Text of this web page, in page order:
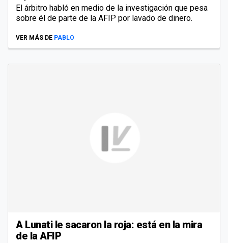
El árbitro habló en medio de la investigación que pesa
sobre él de parte de la AFIP por lavado de dinero.
VER MÁS DE PABLO
A Lunati le sacaron la roja: está en la mira
de la AFIP